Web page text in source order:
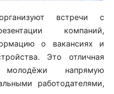
встречи с
компаний,
о вакансиях и
Это отличная
напрямую
работодателями,